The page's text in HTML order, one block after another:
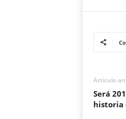
Artículo
Será
historia